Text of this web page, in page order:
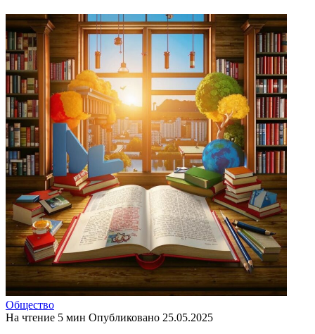
Общество
На чтение 5 мин Опубликовано 25.05.2025